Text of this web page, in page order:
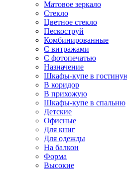
Матовое зеркало
Стекло
Цветное стекло
Пескоструй
Комбинированные
С витражами
С фотопечатью
Назначение
Шкафы-купе в
В коридор
В прихожую
Шкафы-купе в спальню
Детские
Офисные
Для книг
Для одежды
На балкон
Форма
Высокие